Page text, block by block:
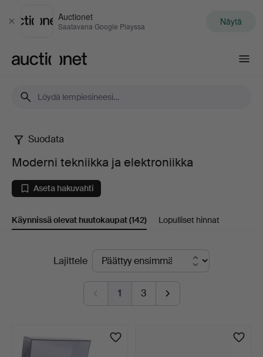
Sulje
Auctionet
Saatavana Google Playssa Näytä
Moderni
tekniikka
ja
elektroniikka
Suodata
Moderni tekniikka ja elektroniikka
Aseta hakuvahti
Käynnissä olevat huutokaupat(142) Lopulliset hinnat
Käynnissä
huutokaupat
Lajittele
1 3